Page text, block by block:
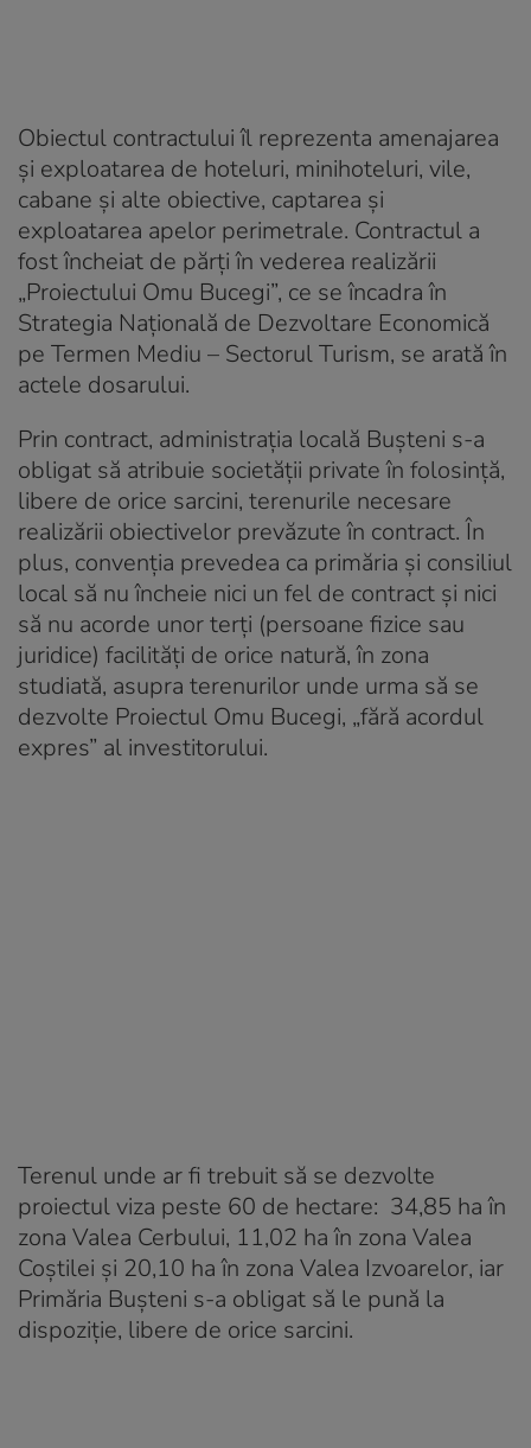
Obiectul contractului îl reprezenta amenajarea
şi exploatarea de hoteluri, minihoteluri, vile,
cabane şi alte obiective, captarea şi
exploatarea apelor perimetrale. Contractul a
fost încheiat de părţi în vederea realizării
„Proiectului Omu Bucegi”, ce se încadra în
Strategia Naţională de Dezvoltare Economică
pe Termen Mediu – Sectorul Turism, se arată în
actele dosarului.
Prin contract, administrația locală Bușteni s-a
obligat să atribuie societății private în folosinţă,
libere de orice sarcini, terenurile necesare
realizării obiectivelor prevăzute în contract. În
plus, convenția prevedea ca primăria și consiliul
local să nu încheie nici un fel de contract şi nici
să nu acorde unor terţi (persoane fizice sau
juridice) facilităţi de orice natură, în zona
studiată, asupra terenurilor unde urma să se
dezvolte Proiectul Omu Bucegi, „fără acordul
expres” al investitorului.
Terenul unde ar fi trebuit să se dezvolte
proiectul viza peste 60 de hectare: 34,85 ha în
zona Valea Cerbului, 11,02 ha în zona Valea
Coştilei şi 20,10 ha în zona Valea Izvoarelor, iar
Primăria Buşteni s-a obligat să le pună la
dispoziție, libere de orice sarcini.